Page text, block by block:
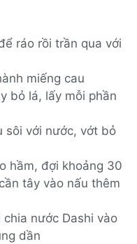
ráo rồi trần qua với
miếng cau
bỏ lá, lấy mỗi phần
sôi với nước, vớt bỏ
hầm, đợi khoảng 30
tây vào nấu thêm
nước Dashi vào
dần